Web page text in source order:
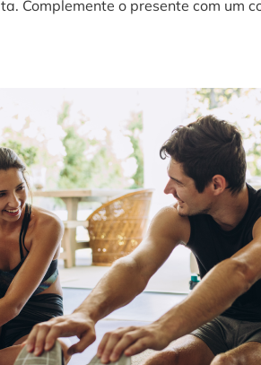
Complemente o presente com um